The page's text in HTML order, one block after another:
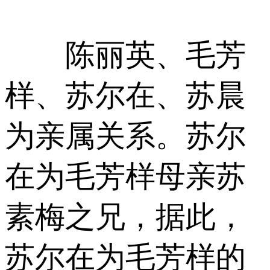
陈丽英、毛芳
样、苏尔在、苏晨
为亲属关系。苏尔
在为毛芳样母亲苏
素梅之兄，据此，
苏尔在为毛芳样的